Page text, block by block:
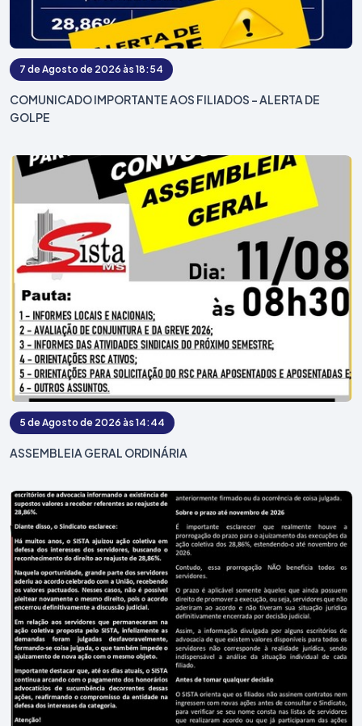
7 de Agosto de 2026 às 18:54
COMUNICADO IMPORTANTE AOS FILIADOS – ALERTA DE
GOLPE
5 de Agosto de 2026 às 14:44
ASSEMBLEIA GERAL ORDINÁRIA